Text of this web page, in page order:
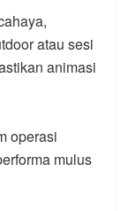
atau sesi
animasi
operasi
mulus